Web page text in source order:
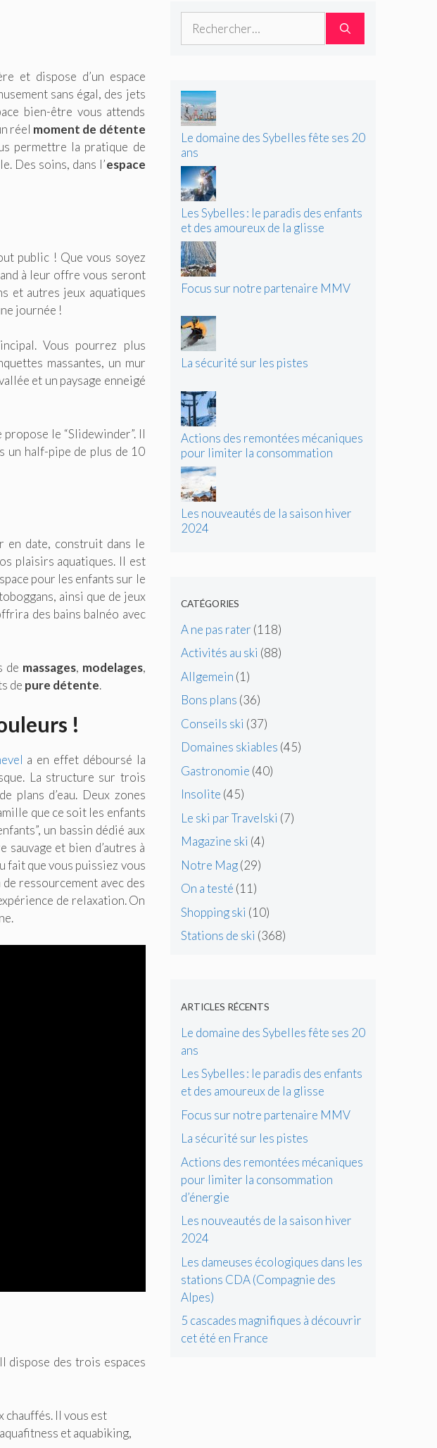
et dispose d’un espace
sans égal, des jets
bien-être vous attends
réel moment de détente
permettre la pratique de
Des soins, dans l’espace
public ! Que vous soyez
à leur offre vous seront
et autres jeux aquatiques
journée !
Vous pourrez plus
massantes, un mur
et un paysage enneigé
propose le “Slidewinder”. Il
un half-pipe de plus de 10
en date, construit dans le
plaisirs aquatiques. Il est
pour les enfants sur le
ainsi que de jeux
des bains balnéo avec
de massages, modelages,
de pure détente.
!
a en effet déboursé la
La structure sur trois
de plans d’eau. Deux zones
que ce soit les enfants
un bassin dédié aux
et bien d’autres à
fait que vous puissiez vous
ressourcement avec des
de relaxation. On
dispose des trois espaces
chauffés. Il vous est
et aquabiking,
Le domaine des Sybelles fête ses 20
ans
Les Sybelles : le paradis des enfants
et des amoureux de la glisse
Focus sur notre partenaire MMV
La sécurité sur les pistes
Actions des remontées mécaniques
pour limiter la consommation
d’énergie
Les nouveautés de la saison hiver
2024
CATÉGORIES
A ne pas rater (118)
Activités au ski (88)
Allgemein (1)
Bons plans (36)
Conseils ski (37)
Domaines skiables (45)
Gastronomie (40)
Insolite (45)
Le ski par Travelski (7)
Magazine ski (4)
Notre Mag(29)
On a testé (11)
Shopping ski (10)
Stations de ski (368)
ARTICLES RÉCENTS
Le domaine des Sybelles fête ses 20
ans
Les Sybelles : le paradis des enfants
et des amoureux de la glisse
Focus sur notre partenaire MMV
La sécurité sur les pistes
Actions des remontées mécaniques
pour limiter la consommation
d’énergie
Les nouveautés de la saison hiver
2024
Les dameuses écologiques dans les
stations CDA (Compagnie des
Alpes)
5 cascades magnifiques à découvrir
cet été en France